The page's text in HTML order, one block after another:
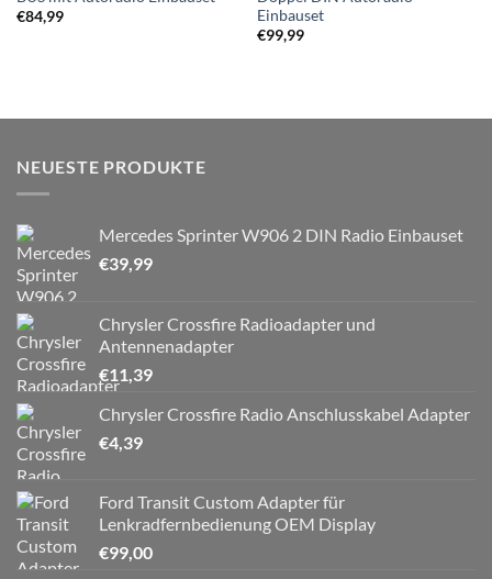
€84,99
Einbauset
€99,99
NEUESTE PRODUKTE
Mercedes Sprinter W906 2 DIN Radio Einbauset
€39,99
Chrysler Crossfire Radioadapter und
Antennenadapter
€11,39
Chrysler Crossfire Radio Anschlusskabel Adapter
€4,39
Ford Transit Custom Adapter für
Lenkradfernbedienung OEM Display
€99,00